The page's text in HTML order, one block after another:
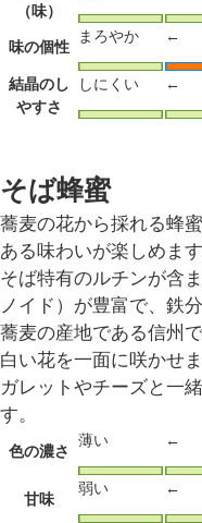
（味）
味の個性
まろやか ←
結晶のし
やすさ
しにくい ←
そば蜂蜜
蕎麦の花から採れる蜂
ある味わいが楽しめます
そば特有のルチンが含
ノイド）が豊富で、鉄
蕎麦の産地である信州
白い花を一面に咲かせま
ガレットやチーズと一
す。
色の濃さ
薄い ←
甘味
弱い ←